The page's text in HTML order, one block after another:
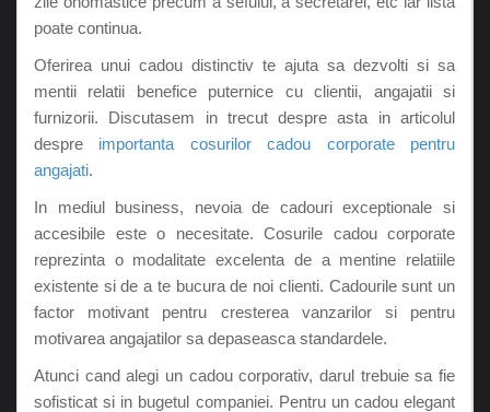
poate continua.
Oferirea unui cadou distinctiv te ajuta sa dezvolti si sa
mentii relatii benefice puternice cu clientii, angajatii si
furnizorii. Discutasem in trecut despre asta in articolul
despre importanta cosurilor cadou corporate pentru
angajati.
In mediul business, nevoia de cadouri exceptionale si
accesibile este o necesitate. Cosurile cadou corporate
reprezinta o modalitate excelenta de a mentine relatiile
existente si de a te bucura de noi clienti. Cadourile sunt un
factor motivant pentru cresterea vanzarilor si pentru
motivarea angajatilor sa depaseasca standardele.
Atunci cand alegi un cadou corporativ, darul trebuie sa fie
sofisticat si in bugetul companiei. Pentru un cadou elegant